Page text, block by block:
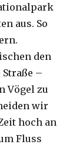
aus. So
den
–
Vögel zu
wir
hoch an
Fluss